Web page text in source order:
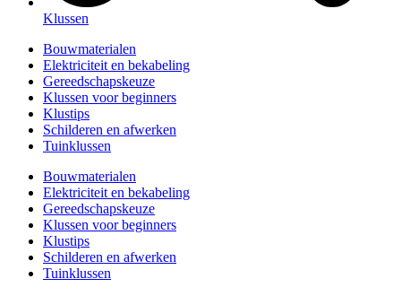
Klussen
Bouwmaterialen
Elektriciteit en bekabeling
Gereedschapskeuze
Klussen voor beginners
Klustips
Schilderen en afwerken
Tuinklussen
Bouwmaterialen
Elektriciteit en bekabeling
Gereedschapskeuze
Klussen voor beginners
Klustips
Schilderen en afwerken
Tuinklussen